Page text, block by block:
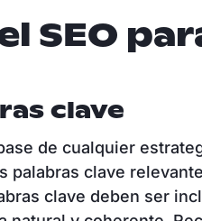
SEO
clave
de cualquier
palabras clave
clave deben ser